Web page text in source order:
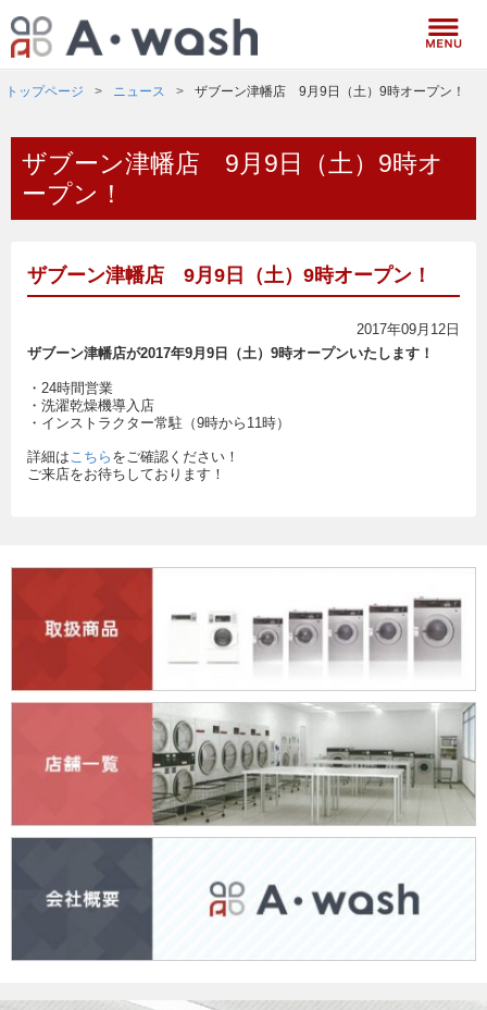
トップページ ニュース ザブーン津幡店 9月9日（土）9時オープン！
ザブーン津幡店 9月9日（土）9時オ
ープン！
ザブーン津幡店 9月9日（土）9時オープン！
2017年09月12日
ザブーン津幡店が2017年9月9日（土）9時オープンいたします！
・24時間営業
・洗濯乾燥機導入店
・インストラクター常駐（9時から11時）
詳細はこちら をご確認ください！
ご来店をお待ちしております！